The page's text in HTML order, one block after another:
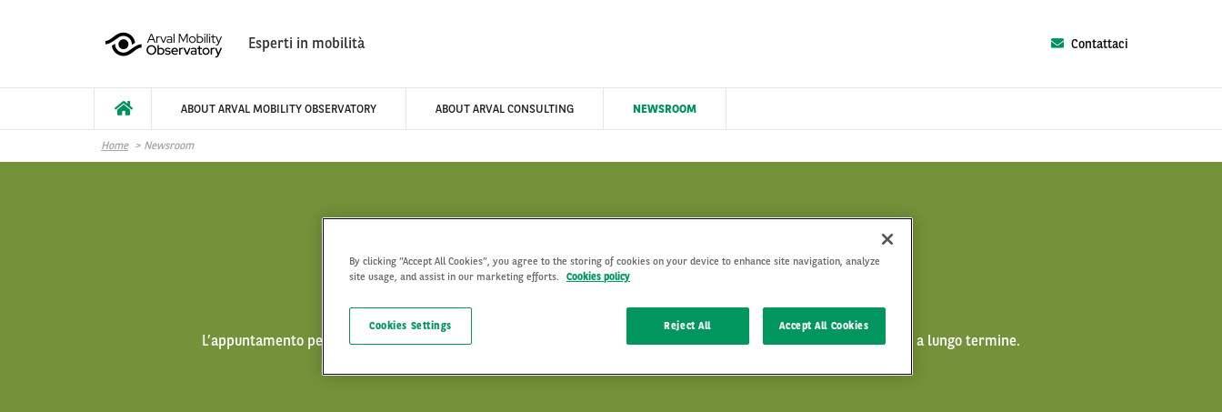
Esperti in mobilità
Contattaci
ABOUT ARVAL MOBILITY OBSERVATORY ABOUT ARVAL CONSULTING NEWSROOM
Home Newsroom
ARCHIVIO NOTIZIE
L’appuntamento periodico con l’informazione, l’aggiornamento e l’approfondimento sulle tematiche del noleggio a lungo termine.
By clicking “Accept All Cookies”, you agree to the storing of cookies on your device to enhance site navigation, analyze
site usage, and assist in our marketing efforts.
Cookies policy
Reject All Accept All Cookies
Cookies Settings